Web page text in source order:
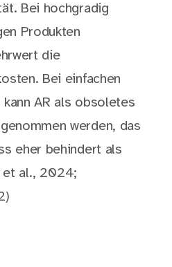
Bei hochgradig
Produkten
die
Bei einfachen
AR als obsoletes
werden, das
eher behindert als
et al., 2024;